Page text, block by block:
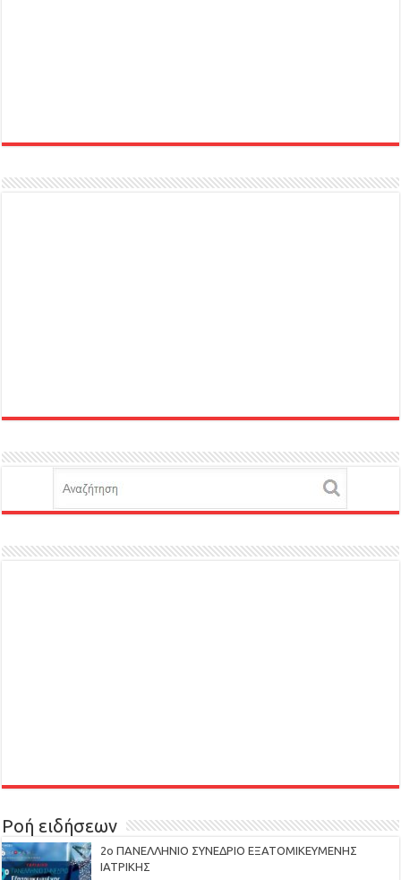
Ροή ειδήσεων
2ο ΠΑΝΕΛΛΗΝΙΟ ΣΥΝΕΔΡΙΟ ΕΞΑΤΟΜΙΚΕΥΜΕΝΗΣ
ΙΑΤΡΙΚΗΣ